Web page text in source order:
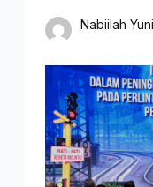
Nabiilah